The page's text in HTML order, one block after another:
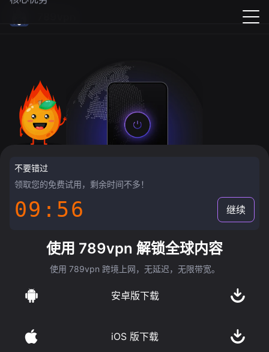
不要错过
领取您的免费试用，剩余时间不多！
09:55 继续
使用 789vpn 解锁全球内容
使用 789vpn 跨境上网，无延迟，无限带宽。
安卓版下载
iOS 版下载